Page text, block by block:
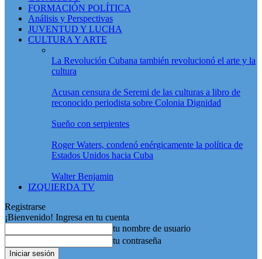
FORMACIÓN POLÍTICA
Análisis y Perspectivas
JUVENTUD Y LUCHA
CULTURA Y ARTE
La Revolución Cubana también revolucionó el arte y la
cultura
Acusan censura de Seremi de las culturas a libro de
reconocido periodista sobre Colonia Dignidad
Sueño con serpientes
Roger Waters, condenó enérgicamente la política de
Estados Unidos hacia Cuba
Walter Benjamin
IZQUIERDA TV
Registrarse
¡Bienvenido! Ingresa en tu cuenta
tu nombre de usuario
tu contraseña